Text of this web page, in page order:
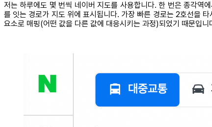
저는 하루에도 몇 번씩 네이버 지도를 사용합니다. 한 번은 종각역
를 잇는 경로가 지도 위에 표시됩니다. 가장 빠른 경로는 2호선을
요소로 매핑(어떤 값을 다른 값에 대응시키는 과정)되었기 때문입니